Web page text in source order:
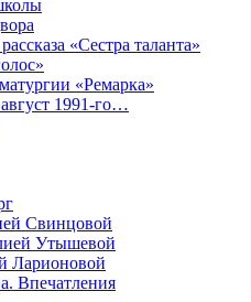
«Сестра таланта»
«Ремарка»
1991-го…
Свинцовой
Утышевой
Ларионовой
Впечатления